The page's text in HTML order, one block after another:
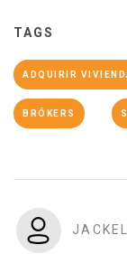
TAGS
ADQUIRIR
BRÓKERS